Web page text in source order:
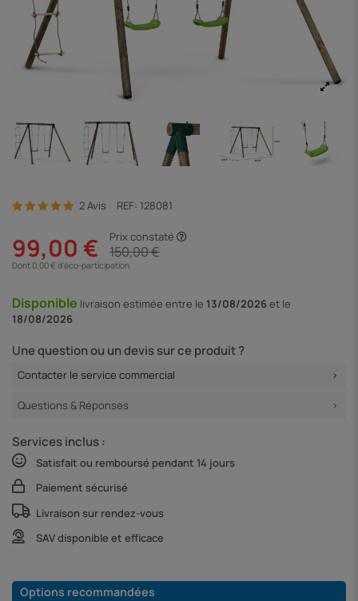
2 Avis REF: 128081
99,00 € Prix constaté
150,00 €
Dont 0,00 € d'éco-participation
Disponible livraison estimée entre le 13/08/2026et le
18/08/2026
Une question ou un devis sur ce produit ?
Contacter le service commercial
Questions & Réponses
Services inclus :
Satisfait ou remboursé pendant 14 jours
Paiement sécurisé
Livraison sur rendez-vous
SAV disponible et efficace
Options recommandées